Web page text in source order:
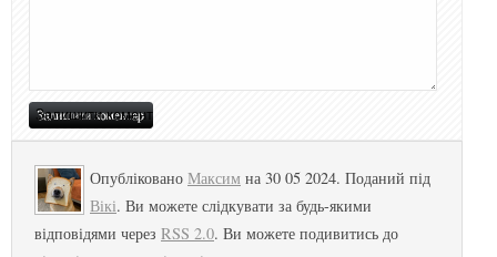
Опубліковано Максим на 30 05 2024. Поданий під
Вікі. Ви можете слідкувати за будь-якими
відповідями через RSS 2.0. Ви можете подивитись до